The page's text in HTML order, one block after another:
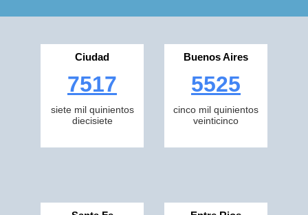
Ciudad
7517
siete mil quinientos
diecisiete
Buenos Aires
5525
cinco mil quinientos
veinticinco